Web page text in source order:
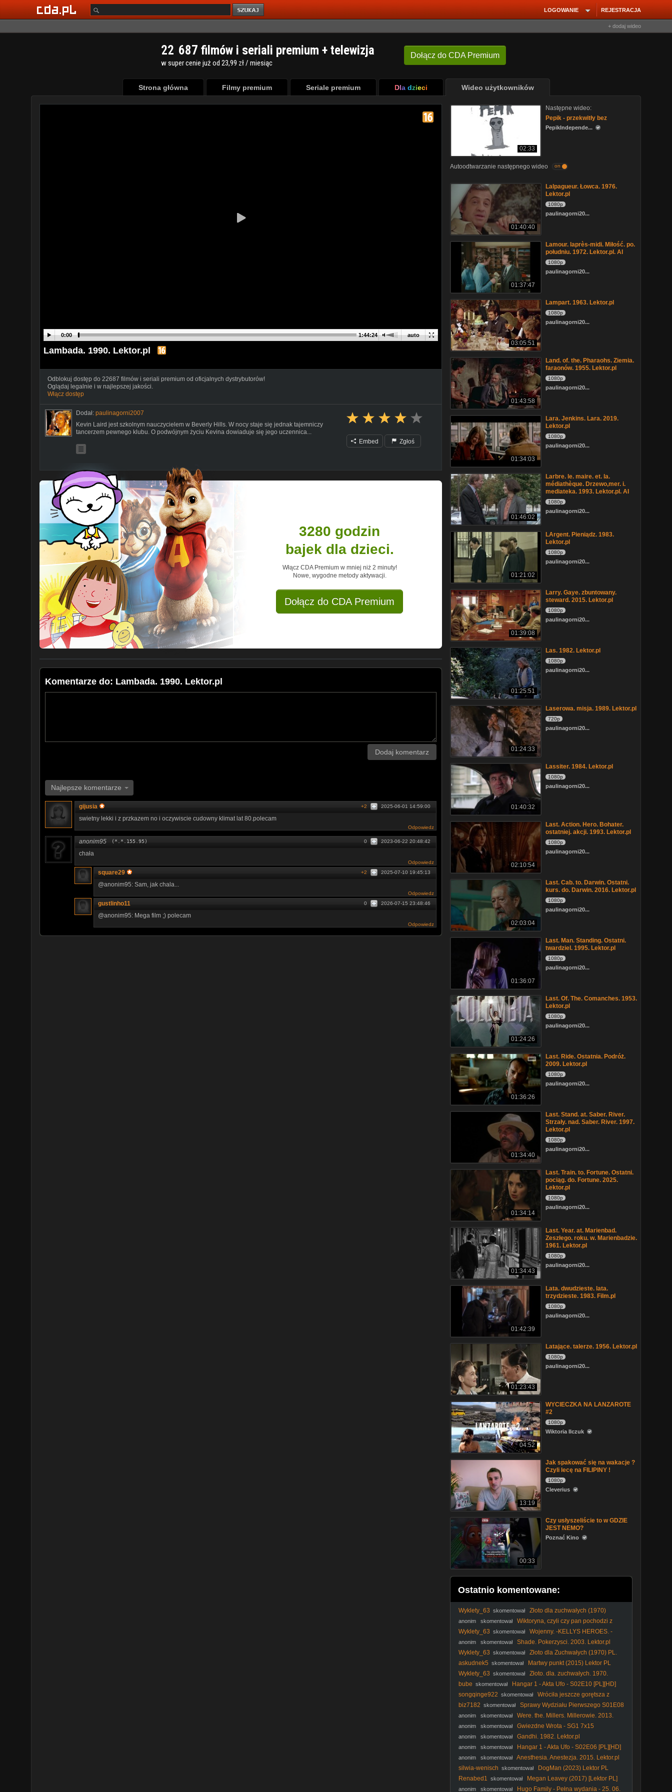
REJESTRACJA
LOGOWANIE
+ dodaj wideo
Dołącz do CDA Premium
22 687 filmów i seriali premium + telewizja
w super cenie już od 23,99 zł / miesiąc
Strona główna Filmy premium Seriale premium Dla dzieci Wideo użytkowników
auto
0:00 1:44:24
Lambada. 1990. Lektor.pl
Odblokuj dostęp do 22687 filmów i seriali premium od oficjalnych dystrybutorów!
Oglądaj legalnie i w najlepszej jakości.
Włącz dostęp
Dodał: paulinagorni2007
Kevin Laird jest szkolnym nauczycielem w Beverly Hills. W nocy staje się jednak tajemniczy
tancerzem pewnego klubu. O podwójnym życiu Kevina dowiaduje się jego uczennica...
Embed
Zgłoś
3280 godzin
bajek dla dzieci.
Włącz CDA Premium w mniej niż 2 minuty!
Nowe, wygodne metody aktywacji.
Dołącz do CDA Premium
Komentarze do: Lambada. 1990. Lektor.pl
Dodaj komentarz
Najlepsze komentarze
gijusia 2025-06-01 14:59:00
+2
swietny lekki i z przkazem no i oczywiscie cudowny klimat lat 80.polecam
Odpowiedz
anonim95 (*.*.155.95) 2023-06-22 20:48:42
0
chała
Odpowiedz
square29 2025-07-10 19:45:13
+2
@anonim95: Sam, jak chala...
Odpowiedz
gustlinho11 2026-07-15 23:48:46
0
@anonim95: Mega film ;) polecam
Odpowiedz
02:33
Następne wideo:
Pepik - przekwitły bez
PepikIndepende...
Autoodtwarzanie następnego wideo on
01:40:40
Lalpagueur. Łowca. 1976.
Lektor.pl
1080p
paulinagorni20...
01:37:47
Lamour. laprès-midi. Miłość. po.
południu. 1972. Lektor.pl. AI
1080p
paulinagorni20...
03:05:51
Lampart. 1963. Lektor.pl
1080p
paulinagorni20...
01:43:58
Land. of. the. Pharaohs. Ziemia.
faraonów. 1955. Lektor.pl
1080p
paulinagorni20...
01:34:03
Lara. Jenkins. Lara. 2019.
Lektor.pl
1080p
paulinagorni20...
01:46:02
Larbre. le. maire. et. la.
médiathèque. Drzewo,mer. i.
mediateka. 1993. Lektor.pl. AI
1080p
paulinagorni20...
01:21:02
LArgent. Pieniądz. 1983.
Lektor.pl
1080p
paulinagorni20...
01:39:08
Larry. Gaye. zbuntowany.
steward. 2015. Lektor.pl
1080p
paulinagorni20...
01:25:51
Las. 1982. Lektor.pl
1080p
paulinagorni20...
01:24:33
Laserowa. misja. 1989. Lektor.pl
720p
paulinagorni20...
01:40:32
Lassiter. 1984. Lektor.pl
1080p
paulinagorni20...
02:10:54
Last. Action. Hero. Bohater.
ostatniej. akcji. 1993. Lektor.pl
1080p
paulinagorni20...
02:03:04
Last. Cab. to. Darwin. Ostatni.
kurs. do. Darwin. 2016. Lektor.pl
1080p
paulinagorni20...
01:36:07
Last. Man. Standing. Ostatni.
twardziel. 1995. Lektor.pl
1080p
paulinagorni20...
01:24:26
Last. Of. The. Comanches. 1953.
Lektor.pl
1080p
paulinagorni20...
01:36:26
Last. Ride. Ostatnia. Podróż.
2009. Lektor.pl
1080p
paulinagorni20...
01:34:40
Last. Stand. at. Saber. River.
Strzały. nad. Saber. River. 1997.
Lektor.pl
1080p
paulinagorni20...
01:34:14
Last. Train. to. Fortune. Ostatni.
pociąg. do. Fortune. 2025.
Lektor.pl
1080p
paulinagorni20...
01:34:43
Last. Year. at. Marienbad.
Zeszłego. roku. w. Marienbadzie.
1961. Lektor.pl
1080p
paulinagorni20...
01:42:39
Lata. dwudzieste. lata.
trzydzieste. 1983. Film.pl
1080p
paulinagorni20...
01:23:43
Latające. talerze. 1956. Lektor.pl
1080p
paulinagorni20...
04:52
WYCIECZKA NA LANZAROTE
#2
1080p
Wiktoria Ilczuk
13:19
Jak spakować się na wakacje ?
Czyli lecę na FILIPINY !
1080p
Cleverius
00:33
Czy usłyszeliście to w GDZIE
JEST NEMO?
Poznać Kino
Ostatnio komentowane:
Wyklety_63 skomentował
Złoto dla zuchwałych (1970)
[Lektor PL] - Kellys Heroes
anonim skomentował
Wiktoryna, czyli czy pan pochodzi z
Beauvais (1971)
Wyklety_63 skomentował
Wojenny. -KELLYS HEROES. -
Złoto dla zuchwałych. (1970) napisy
anonim skomentował
Shade. Pokerzysci. 2003. Lektor.pl
Wyklety_63 skomentował
Złoto dla Zuchwałych (1970) PL.
720p. BRRip
askudnek5 skomentował
Martwy punkt (2015) Lektor PL
Wyklety_63 skomentował
Złoto. dla. zuchwałych. 1970.
Lektor.pl
bube skomentował
Hangar 1 - Akta Ufo - S02E10 [PL][HD]
songqinge922 skomentował
Wróciła jeszcze gorętsza z
bliźniakami władcy
biz7182 skomentował
Sprawy Wydziału Pierwszego S01E08
Lektor PL
anonim skomentował
Were. the. Millers. Millerowie. 2013.
Lektor.pl
anonim skomentował Gwiezdne Wrota - SG1 7x15
anonim skomentował Gandhi. 1982. Lektor.pl
anonim skomentował Hangar 1 - Akta Ufo - S02E06 [PL][HD]
anonim skomentował Anesthesia. Anestezja. 2015. Lektor.pl
silwia-wenisch skomentował
DogMan (2023) Lektor PL
Renabed1 skomentował Megan Leavey (2017) [Lektor PL]
anonim skomentował Hugo Family - Pełna wydania - 25. 06.